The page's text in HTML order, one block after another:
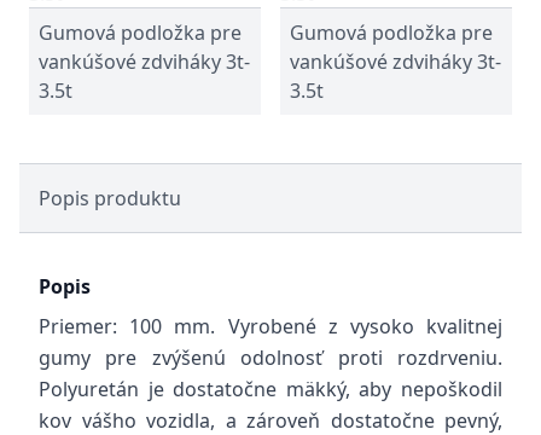
Gumová podložka pre
vankúšové zdviháky 3t-
3.5t
Gumová podložka pre
vankúšové zdviháky 3t-
3.5t
Popis produktu
Popis
Priemer: 100 mm. Vyrobené z vysoko kvalitnej
gumy pre zvýšenú odolnosť proti rozdrveniu.
Polyuretán je dostatočne mäkký, aby nepoškodil
kov vášho vozidla, a zároveň dostatočne pevný,